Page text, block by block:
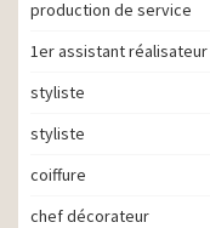
production de service
1er assistant réalisateur
styliste
styliste
coiffure
chef décorateur